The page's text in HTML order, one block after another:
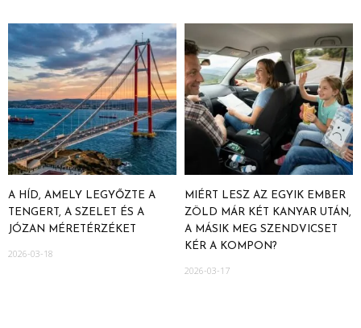
A HÍD, AMELY LEGYŐZTE A
TENGERT, A SZELET ÉS A
JÓZAN MÉRETÉRZÉKET
2026-03-18
MIÉRT LESZ AZ EGYIK EMBER
ZÖLD MÁR KÉT KANYAR UTÁN,
A MÁSIK MEG SZENDVICSET
KÉR A KOMPON?
2026-03-17